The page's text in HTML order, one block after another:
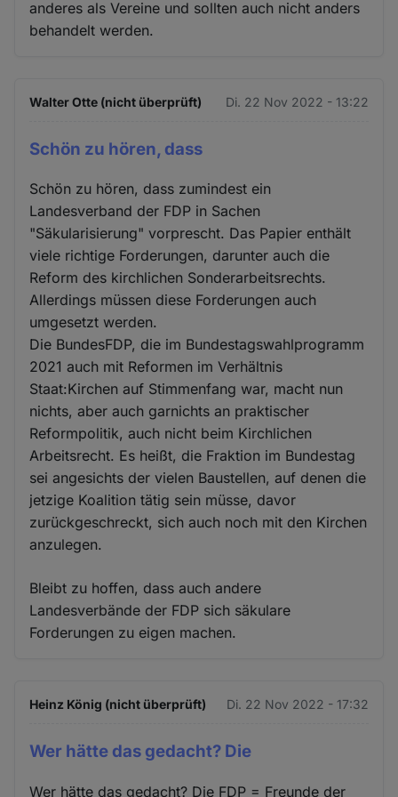
anderes als Vereine und sollten auch nicht anders
behandelt werden.
Walter Otte (nicht überprüft) Di. 22 Nov 2022 - 13:22
Schön zu hören, dass
Schön zu hören, dass zumindest ein
Landesverband der FDP in Sachen
"Säkularisierung" vorprescht. Das Papier enthält
viele richtige Forderungen, darunter auch die
Reform des kirchlichen Sonderarbeitsrechts.
Allerdings müssen diese Forderungen auch
umgesetzt werden.
Die BundesFDP, die im Bundestagswahlprogramm
2021 auch mit Reformen im Verhältnis
Staat:Kirchen auf Stimmenfang war, macht nun
nichts, aber auch garnichts an praktischer
Reformpolitik, auch nicht beim Kirchlichen
Arbeitsrecht. Es heißt, die Fraktion im Bundestag
sei angesichts der vielen Baustellen, auf denen die
jetzige Koalition tätig sein müsse, davor
zurückgeschreckt, sich auch noch mit den Kirchen
anzulegen.
Bleibt zu hoffen, dass auch andere
Landesverbände der FDP sich säkulare
Forderungen zu eigen machen.
Heinz König (nicht überprüft) Di. 22 Nov 2022 - 17:32
Wer hätte das gedacht? Die
Wer hätte das gedacht? Die FDP = Freunde der
und
Cookies